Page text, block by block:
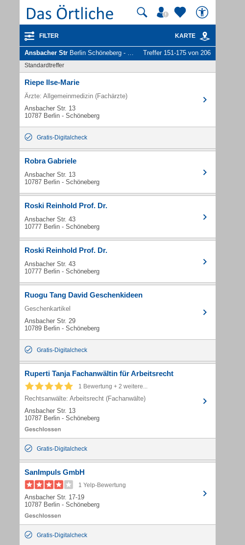
FILTER KARTE
Ansbacher Str Berlin Schöneberg - Unternehmen und Personen Treffer 151-175 von 206
Standardtreffer
Riepe Ilse-Marie
Ärzte: Allgemeinmedizin (Fachärzte)
Ansbacher Str. 13
10787 Berlin - Schöneberg
Gratis-Digitalcheck
Robra Gabriele
Ansbacher Str. 13
10787 Berlin - Schöneberg
Roski Reinhold Prof. Dr.
Ansbacher Str. 43
10777 Berlin - Schöneberg
Roski Reinhold Prof. Dr.
Ansbacher Str. 43
10777 Berlin - Schöneberg
Ruogu Tang David Geschenkideen
Geschenkartikel
Ansbacher Str. 29
10789 Berlin - Schöneberg
Gratis-Digitalcheck
Ruperti Tanja Fachanwältin für Arbeitsrecht
1 Bewertung + 2 weitere...
Rechtsanwälte: Arbeitsrecht (Fachanwälte)
Ansbacher Str. 13
10787 Berlin - Schöneberg
Gratis-Digitalcheck
SanImpuls GmbH
1 Yelp-Bewertung
Ansbacher Str. 17-19
10787 Berlin - Schöneberg
Gratis-Digitalcheck